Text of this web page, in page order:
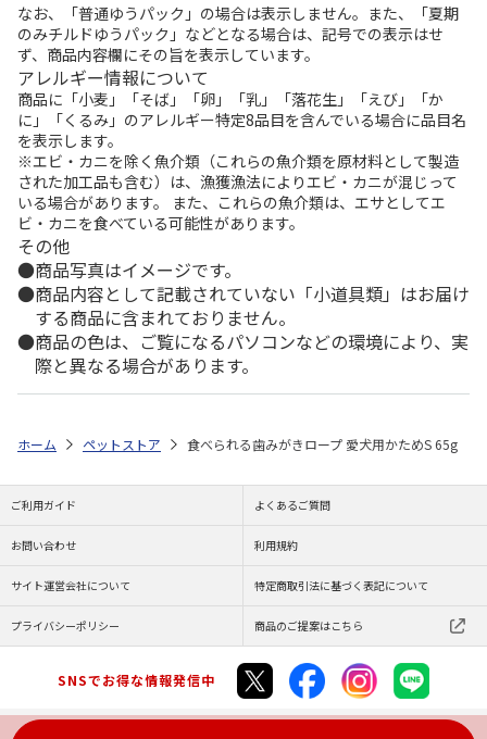
なお、「普通ゆうパック」の場合は表示しません。また、「夏期
のみチルドゆうパック」などとなる場合は、記号での表示はせ
ず、商品内容欄にその旨を表示しています。
アレルギー情報について
商品に「小麦」「そば」「卵」「乳」「落花生」「えび」「か
に」「くるみ」のアレルギー特定8品目を含んでいる場合に品目名
を表示します。
※エビ・カニを除く魚介類（これらの魚介類を原材料として製造
された加工品も含む）は、漁獲漁法によりエビ・カニが混じって
いる場合があります。 また、これらの魚介類は、エサとしてエ
ビ・カニを食べている可能性があります。
その他
商品写真はイメージです。
商品内容として記載されていない「小道具類」はお届け
する商品に含まれておりません。
商品の色は、ご覧になるパソコンなどの環境により、実
際と異なる場合があります。
ホーム ペットストア 食べられる歯みがきロープ 愛犬用かためS 65g
ご利用ガイド よくあるご質問
お問い合わせ 利用規約
サイト運営会社について 特定商取引法に基づく表記について
プライバシーポリシー 商品のご提案はこちら
SNSでお得な情報発信中